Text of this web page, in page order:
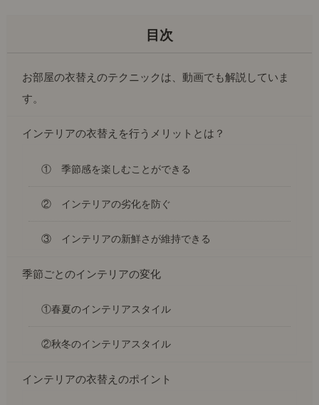
お部屋の衣替えのテクニックは、動画でも解説していま
す。
インテリアの衣替えを行うメリットとは？
① 季節感を楽しむことができる
② インテリアの劣化を防ぐ
③ インテリアの新鮮さが維持できる
季節ごとのインテリアの変化
①春夏のインテリアスタイル
②秋冬のインテリアスタイル
インテリアの衣替えのポイント